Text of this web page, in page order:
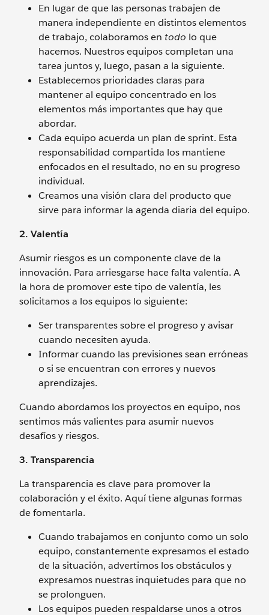
En lugar de que las personas trabajen de
manera independiente en distintos elementos
de trabajo, colaboramos en todo lo que
hacemos. Nuestros equipos completan una
tarea juntos y, luego, pasan a la siguiente.
Establecemos prioridades claras para
mantener al equipo concentrado en los
elementos más importantes que hay que
abordar.
Cada equipo acuerda un plan de sprint. Esta
responsabilidad compartida los mantiene
enfocados en el resultado, no en su progreso
individual.
Creamos una visión clara del producto que
sirve para informar la agenda diaria del equipo.
2. Valentía
Asumir riesgos es un componente clave de la
innovación. Para arriesgarse hace falta valentía. A
la hora de promover este tipo de valentía, les
solicitamos a los equipos lo siguiente:
Ser transparentes sobre el progreso y avisar
cuando necesiten ayuda.
Informar cuando las previsiones sean erróneas
o si se encuentran con errores y nuevos
aprendizajes.
Cuando abordamos los proyectos en equipo, nos
sentimos más valientes para asumir nuevos
desafíos y riesgos.
3. Transparencia
La transparencia es clave para promover la
colaboración y el éxito. Aquí tiene algunas formas
de fomentarla.
Cuando trabajamos en conjunto como un solo
equipo, constantemente expresamos el estado
de la situación, advertimos los obstáculos y
expresamos nuestras inquietudes para que no
se prolonguen.
Los equipos pueden respaldarse unos a otros